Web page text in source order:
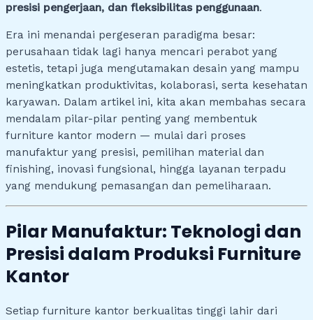
presisi pengerjaan, dan fleksibilitas penggunaan.
Era ini menandai pergeseran paradigma besar:
perusahaan tidak lagi hanya mencari perabot yang
estetis, tetapi juga mengutamakan desain yang mampu
meningkatkan produktivitas, kolaborasi, serta kesehatan
karyawan. Dalam artikel ini, kita akan membahas secara
mendalam pilar-pilar penting yang membentuk
furniture kantor modern — mulai dari proses
manufaktur yang presisi, pemilihan material dan
finishing, inovasi fungsional, hingga layanan terpadu
yang mendukung pemasangan dan pemeliharaan.
Pilar Manufaktur: Teknologi dan
Presisi dalam Produksi Furniture
Kantor
Setiap furniture kantor berkualitas tinggi lahir dari